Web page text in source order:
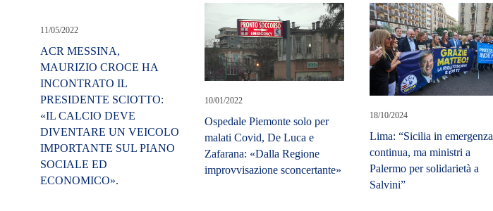
11/05/2022
ACR MESSINA,
MAURIZIO CROCE HA
INCONTRATO IL
PRESIDENTE SCIOTTO:
«IL CALCIO DEVE
DIVENTARE UN VEICOLO
IMPORTANTE SUL PIANO
SOCIALE ED
ECONOMICO».
10/01/2022
Ospedale Piemonte solo per
malati Covid, De Luca e
Zafarana: «Dalla Regione
improvvisazione sconcertante»
18/10/2024
Lima: “Sicilia in emergenza
continua, ma ministri a
Palermo per solidarietà a
Salvini”